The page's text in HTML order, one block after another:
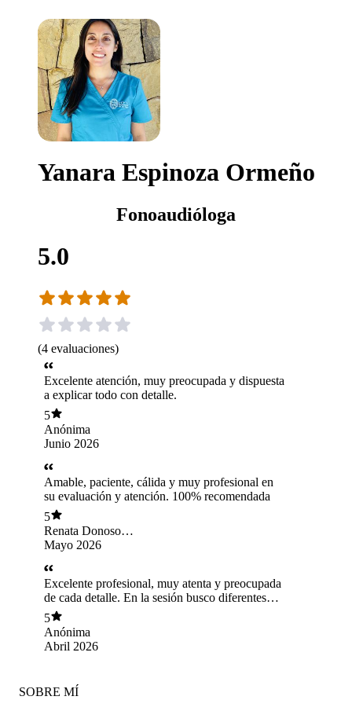
Yanara Espinoza Ormeño
Fonoaudióloga
5.0
(4 evaluaciones)
Excelente atención, muy preocupada y dispuesta
a explicar todo con detalle.
5
Anónima
Junio 2026
Amable, paciente, cálida y muy profesional en
su evaluación y atención. 100% recomendada
5
Renata Donoso
Yaikin
Mayo 2026
Excelente profesional, muy atenta y preocupada
de cada detalle. En la sesión busco diferentes
estrategias para llamar la atención de mi hijo, las
cuales fueron exitosas. Entregó información
clara y metas posibles de lograr. Agradezco
mucho su cercanía y empatía. 10/10
5
Anónima
Abril 2026
SOBRE MÍ